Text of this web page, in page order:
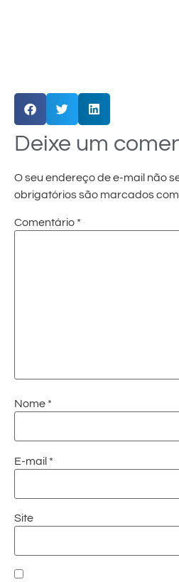
Deixe um
O seu endereço de e-mail não
obrigatórios são marcados com
Comentário *
Nome *
E-mail *
Site